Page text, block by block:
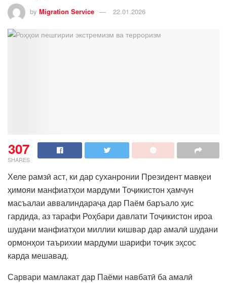
by Migration Service 22.01.2026
307
SHARES
Хеле рамзӣ аст, ки дар суханронии Президент мавқеи
ҳимояи манфиатҳои мардуми Тоҷикистон ҳамчун
масъалаи аввалиндараҷа дар Паём баръало ҳис
гардида, аз тарафи Роҳбари давлати Тоҷикистон ироа
шудани манфиатҳои миллии кишвар дар амалӣ шудани
ормонҳои таърихии мардуми шарифи тоҷик эҳсос
карда мешавад.
Сарвари мамлакат дар Паёми навбатӣ ба амалӣ